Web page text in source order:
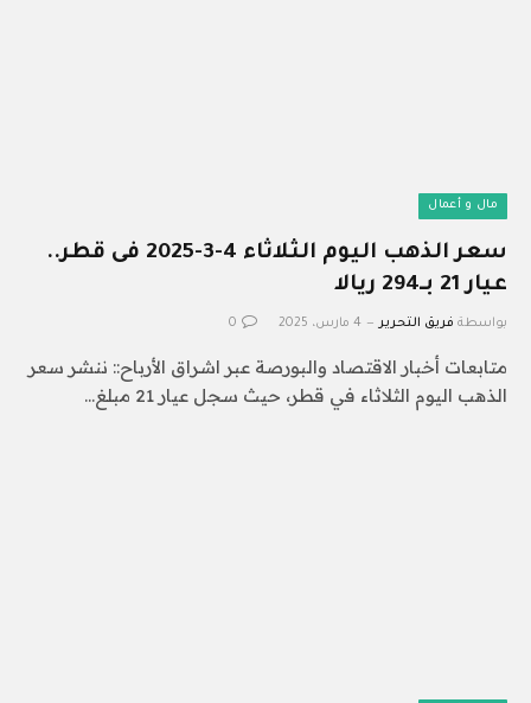
مال و أعمال
سعر الذهب اليوم الثلاثاء 4-3-2025 فى قطر..
عيار 21 بـ294 ريالا
بواسطة فريق التحرير 4 مارس، 2025 0
متابعات أخبار الاقتصاد والبورصة عبر اشراق الأرباح:: ننشر سعر
الذهب اليوم الثلاثاء في قطر، حيث سجل عيار 21 مبلغ…